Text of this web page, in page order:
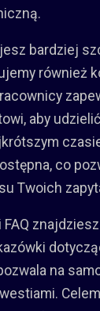
bardziej
również
aby
co
Twoich
na